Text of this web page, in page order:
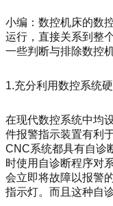
小编：数控机床的数
运行，直接关系到整
一些判断与排除数控
1.充分利用数控系统
在现代数控系统中均
件报警指示装置有利
CNC系统都具有自诊
时使用自诊断程序对
会立即将故障以报警
指示灯。而且这种自